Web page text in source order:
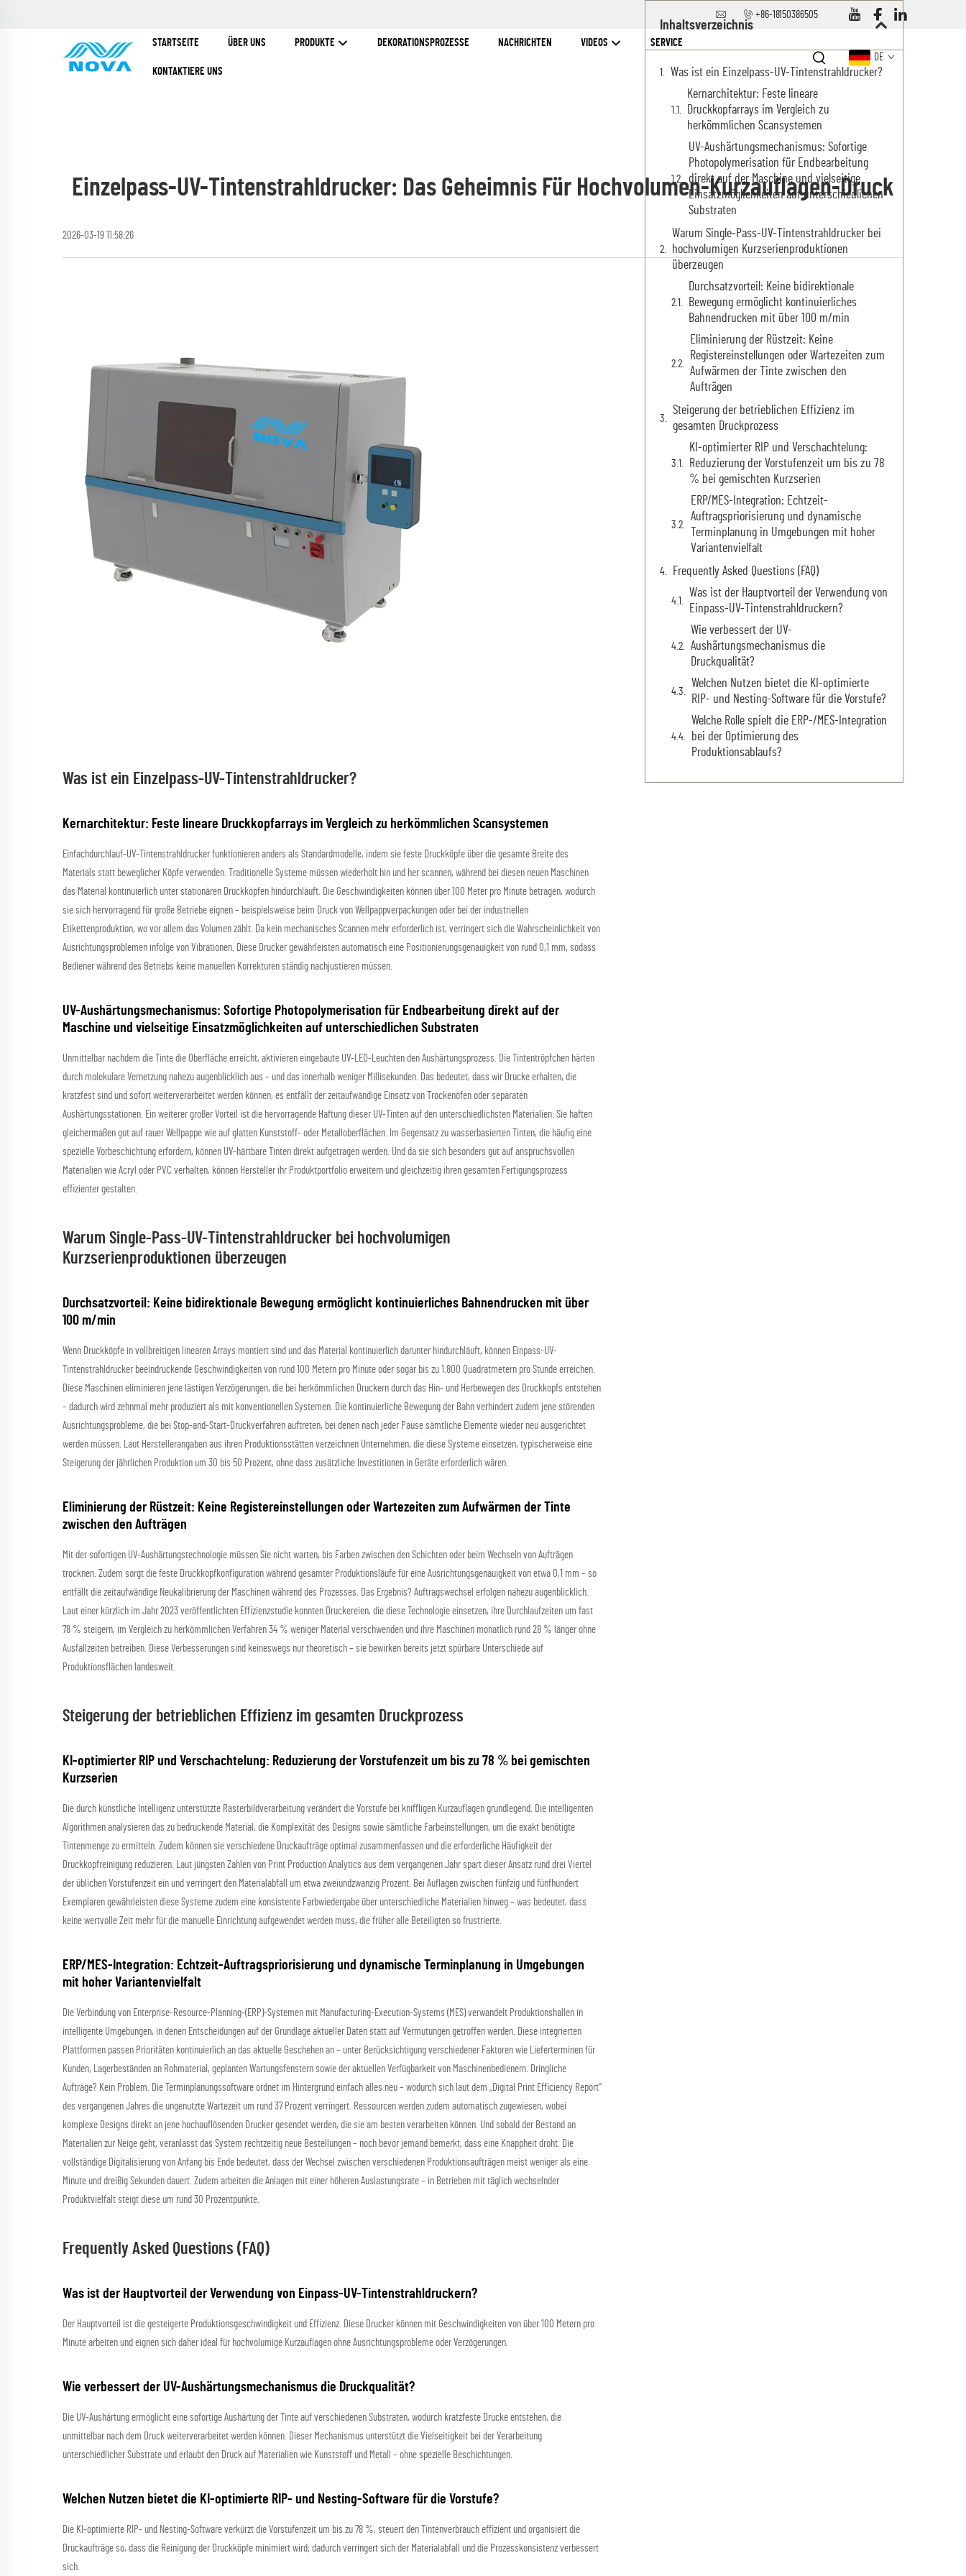
+86-18150386505
STARTSEITE ÜBER UNS PRODUKTE DEKORATIONSPROZESSE NACHRICHTEN VIDEOS SERVICE
KONTAKTIERE UNS
DE
Einzelpass-UV-Tintenstrahldrucker: Das Geheimnis Für Hochvolumen-Kurzauflagen-Druck
2026-03-19 11:58:26
Was ist ein Einzelpass-UV-Tintenstrahldrucker?
Kernarchitektur: Feste lineare Druckkopfarrays im Vergleich zu herkömmlichen Scansystemen
Einfachdurchlauf-UV-Tintenstrahldrucker funktionieren anders als Standardmodelle, indem sie feste Druckköpfe über die gesamte Breite des
Materials statt beweglicher Köpfe verwenden. Traditionelle Systeme müssen wiederholt hin und her scannen, während bei diesen neuen Maschinen
das Material kontinuierlich unter stationären Druckköpfen hindurchläuft. Die Geschwindigkeiten können über 100 Meter pro Minute betragen, wodurch
sie sich hervorragend für große Betriebe eignen – beispielsweise beim Druck von Wellpappverpackungen oder bei der industriellen
Etikettenproduktion, wo vor allem das Volumen zählt. Da kein mechanisches Scannen mehr erforderlich ist, verringert sich die Wahrscheinlichkeit von
Ausrichtungsproblemen infolge von Vibrationen. Diese Drucker gewährleisten automatisch eine Positionierungsgenauigkeit von rund 0,1 mm, sodass
Bediener während des Betriebs keine manuellen Korrekturen ständig nachjustieren müssen.
UV-Aushärtungsmechanismus: Sofortige Photopolymerisation für Endbearbeitung direkt auf der
Maschine und vielseitige Einsatzmöglichkeiten auf unterschiedlichen Substraten
Unmittelbar nachdem die Tinte die Oberfläche erreicht, aktivieren eingebaute UV-LED-Leuchten den Aushärtungsprozess. Die Tintentröpfchen härten
durch molekulare Vernetzung nahezu augenblicklich aus – und das innerhalb weniger Millisekunden. Das bedeutet, dass wir Drucke erhalten, die
kratzfest sind und sofort weiterverarbeitet werden können; es entfällt der zeitaufwändige Einsatz von Trockenöfen oder separaten
Aushärtungsstationen. Ein weiterer großer Vorteil ist die hervorragende Haftung dieser UV-Tinten auf den unterschiedlichsten Materialien: Sie haften
gleichermaßen gut auf rauer Wellpappe wie auf glatten Kunststoff- oder Metalloberflächen. Im Gegensatz zu wasserbasierten Tinten, die häufig eine
spezielle Vorbeschichtung erfordern, können UV-härtbare Tinten direkt aufgetragen werden. Und da sie sich besonders gut auf anspruchsvollen
Materialien wie Acryl oder PVC verhalten, können Hersteller ihr Produktportfolio erweitern und gleichzeitig ihren gesamten Fertigungsprozess
effizienter gestalten.
Warum Single-Pass-UV-Tintenstrahldrucker bei hochvolumigen
Kurzserienproduktionen überzeugen
Durchsatzvorteil: Keine bidirektionale Bewegung ermöglicht kontinuierliches Bahnendrucken mit über
100 m/min
Wenn Druckköpfe in vollbreitigen linearen Arrays montiert sind und das Material kontinuierlich darunter hindurchläuft, können Einpass-UV-
Tintenstrahldrucker beeindruckende Geschwindigkeiten von rund 100 Metern pro Minute oder sogar bis zu 1.800 Quadratmetern pro Stunde erreichen.
Diese Maschinen eliminieren jene lästigen Verzögerungen, die bei herkömmlichen Druckern durch das Hin- und Herbewegen des Druckkopfs entstehen
– dadurch wird zehnmal mehr produziert als mit konventionellen Systemen. Die kontinuierliche Bewegung der Bahn verhindert zudem jene störenden
Ausrichtungsprobleme, die bei Stop-and-Start-Druckverfahren auftreten, bei denen nach jeder Pause sämtliche Elemente wieder neu ausgerichtet
werden müssen. Laut Herstellerangaben aus ihren Produktionsstätten verzeichnen Unternehmen, die diese Systeme einsetzen, typischerweise eine
Steigerung der jährlichen Produktion um 30 bis 50 Prozent, ohne dass zusätzliche Investitionen in Geräte erforderlich wären.
Eliminierung der Rüstzeit: Keine Registereinstellungen oder Wartezeiten zum Aufwärmen der Tinte
zwischen den Aufträgen
Mit der sofortigen UV-Aushärtungstechnologie müssen Sie nicht warten, bis Farben zwischen den Schichten oder beim Wechseln von Aufträgen
trocknen. Zudem sorgt die feste Druckkopfkonfiguration während gesamter Produktionsläufe für eine Ausrichtungsgenauigkeit von etwa 0,1 mm – so
entfällt die zeitaufwändige Neukalibrierung der Maschinen während des Prozesses. Das Ergebnis? Auftragswechsel erfolgen nahezu augenblicklich.
Laut einer kürzlich im Jahr 2023 veröffentlichten Effizienzstudie konnten Druckereien, die diese Technologie einsetzen, ihre Durchlaufzeiten um fast
78 % steigern, im Vergleich zu herkömmlichen Verfahren 34 % weniger Material verschwenden und ihre Maschinen monatlich rund 28 % länger ohne
Ausfallzeiten betreiben. Diese Verbesserungen sind keineswegs nur theoretisch – sie bewirken bereits jetzt spürbare Unterschiede auf
Produktionsflächen landesweit.
Steigerung der betrieblichen Effizienz im gesamten Druckprozess
KI-optimierter RIP und Verschachtelung: Reduzierung der Vorstufenzeit um bis zu 78 % bei gemischten
Kurzserien
Die durch künstliche Intelligenz unterstützte Rasterbildverarbeitung verändert die Vorstufe bei kniffligen Kurzauflagen grundlegend. Die intelligenten
Algorithmen analysieren das zu bedruckende Material, die Komplexität des Designs sowie sämtliche Farbeinstellungen, um die exakt benötigte
Tintenmenge zu ermitteln. Zudem können sie verschiedene Druckaufträge optimal zusammenfassen und die erforderliche Häufigkeit der
Druckkopfreinigung reduzieren. Laut jüngsten Zahlen von Print Production Analytics aus dem vergangenen Jahr spart dieser Ansatz rund drei Viertel
der üblichen Vorstufenzeit ein und verringert den Materialabfall um etwa zweiundzwanzig Prozent. Bei Auflagen zwischen fünfzig und fünfhundert
Exemplaren gewährleisten diese Systeme zudem eine konsistente Farbwiedergabe über unterschiedliche Materialien hinweg – was bedeutet, dass
keine wertvolle Zeit mehr für die manuelle Einrichtung aufgewendet werden muss, die früher alle Beteiligten so frustrierte.
ERP/MES-Integration: Echtzeit-Auftragspriorisierung und dynamische Terminplanung in Umgebungen
mit hoher Variantenvielfalt
Die Verbindung von Enterprise-Resource-Planning-(ERP)-Systemen mit Manufacturing-Execution-Systems (MES) verwandelt Produktionshallen in
intelligente Umgebungen, in denen Entscheidungen auf der Grundlage aktueller Daten statt auf Vermutungen getroffen werden. Diese integrierten
Plattformen passen Prioritäten kontinuierlich an das aktuelle Geschehen an – unter Berücksichtigung verschiedener Faktoren wie Lieferterminen für
Kunden, Lagerbeständen an Rohmaterial, geplanten Wartungsfenstern sowie der aktuellen Verfügbarkeit von Maschinenbedienern. Dringliche
Aufträge? Kein Problem. Die Terminplanungssoftware ordnet im Hintergrund einfach alles neu – wodurch sich laut dem „Digital Print Efficiency Report“
des vergangenen Jahres die ungenutzte Wartezeit um rund 37 Prozent verringert. Ressourcen werden zudem automatisch zugewiesen, wobei
komplexe Designs direkt an jene hochauflösenden Drucker gesendet werden, die sie am besten verarbeiten können. Und sobald der Bestand an
Materialien zur Neige geht, veranlasst das System rechtzeitig neue Bestellungen – noch bevor jemand bemerkt, dass eine Knappheit droht. Die
vollständige Digitalisierung von Anfang bis Ende bedeutet, dass der Wechsel zwischen verschiedenen Produktionsaufträgen meist weniger als eine
Minute und dreißig Sekunden dauert. Zudem arbeiten die Anlagen mit einer höheren Auslastungsrate – in Betrieben mit täglich wechselnder
Produktvielfalt steigt diese um rund 30 Prozentpunkte.
Frequently Asked Questions (FAQ)
Was ist der Hauptvorteil der Verwendung von Einpass-UV-Tintenstrahldruckern?
Der Hauptvorteil ist die gesteigerte Produktionsgeschwindigkeit und Effizienz. Diese Drucker können mit Geschwindigkeiten von über 100 Metern pro
Minute arbeiten und eignen sich daher ideal für hochvolumige Kurzauflagen ohne Ausrichtungsprobleme oder Verzögerungen.
Wie verbessert der UV-Aushärtungsmechanismus die Druckqualität?
Die UV-Aushärtung ermöglicht eine sofortige Aushärtung der Tinte auf verschiedenen Substraten, wodurch kratzfeste Drucke entstehen, die
unmittelbar nach dem Druck weiterverarbeitet werden können. Dieser Mechanismus unterstützt die Vielseitigkeit bei der Verarbeitung
unterschiedlicher Substrate und erlaubt den Druck auf Materialien wie Kunststoff und Metall – ohne spezielle Beschichtungen.
Welchen Nutzen bietet die KI-optimierte RIP- und Nesting-Software für die Vorstufe?
Die KI-optimierte RIP- und Nesting-Software verkürzt die Vorstufenzeit um bis zu 78 %, steuert den Tintenverbrauch effizient und organisiert die
Druckaufträge so, dass die Reinigung der Druckköpfe minimiert wird; dadurch verringert sich der Materialabfall und die Prozesskonsistenz verbessert
sich.
Inhaltsverzeichnis
Was ist ein Einzelpass-UV-Tintenstrahldrucker?
Kernarchitektur: Feste lineare
Druckkopfarrays im Vergleich zu
herkömmlichen Scansystemen
UV-Aushärtungsmechanismus: Sofortige
Photopolymerisation für Endbearbeitung
direkt auf der Maschine und vielseitige
Einsatzmöglichkeiten auf unterschiedlichen
Substraten
Warum Single-Pass-UV-Tintenstrahldrucker bei
hochvolumigen Kurzserienproduktionen
überzeugen
Durchsatzvorteil: Keine bidirektionale
Bewegung ermöglicht kontinuierliches
Bahnendrucken mit über 100 m/min
Eliminierung der Rüstzeit: Keine
Registereinstellungen oder Wartezeiten zum
Aufwärmen der Tinte zwischen den
Aufträgen
Steigerung der betrieblichen Effizienz im
gesamten Druckprozess
KI-optimierter RIP und Verschachtelung:
Reduzierung der Vorstufenzeit um bis zu 78
% bei gemischten Kurzserien
ERP/MES-Integration: Echtzeit-
Auftragspriorisierung und dynamische
Terminplanung in Umgebungen mit hoher
Variantenvielfalt
Frequently Asked Questions (FAQ)
Was ist der Hauptvorteil der Verwendung von
Einpass-UV-Tintenstrahldruckern?
Wie verbessert der UV-
Aushärtungsmechanismus die
Druckqualität?
Welchen Nutzen bietet die KI-optimierte
RIP- und Nesting-Software für die Vorstufe?
Welche Rolle spielt die ERP-/MES-Integration
bei der Optimierung des
Produktionsablaufs?